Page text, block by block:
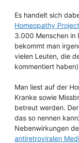
Es handelt sich
Homeopathy Project
3.000 Menschen in
bekommt man
vielen Leuten, die
kommentiert haben)
Man liest auf der
Kranke sowie
betreut werden.
das so nennen
Nebenwirkungen
antiretroviralen